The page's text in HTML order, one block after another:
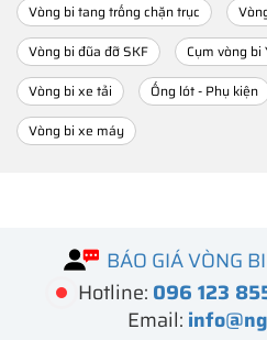
Vòng bi tang trống chặn trục
Vòng bi đũa đỡ SKF
Cụm vòng bi
Vòng bi xe tải
Ống lót - Phụ kiện
Vòng bi xe máy
BÁO GIÁ VÒNG
Hotline: 096 123
Email: